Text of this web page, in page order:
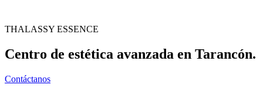
THALASSY ESSENCE
Centro de estética avanzada en Tarancón.
Contáctanos